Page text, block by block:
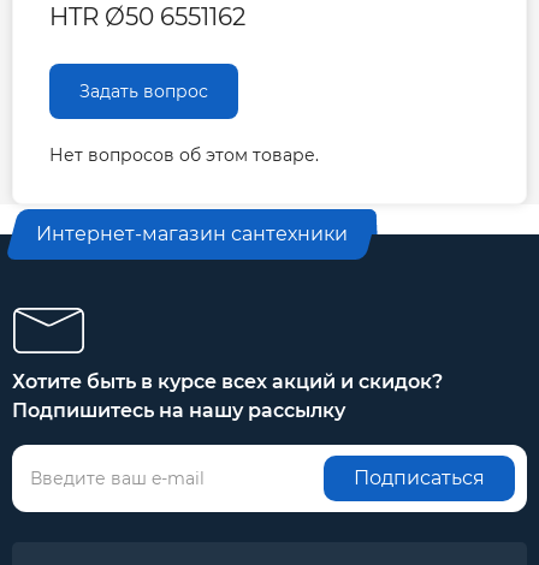
HTR Ø50 6551162
Задать вопрос
Нет вопросов об этом товаре.
Интернет-магазин сантехники
Хотите быть в курсе всех акций и скидок?
Подпишитесь на нашу рассылку
Подписаться